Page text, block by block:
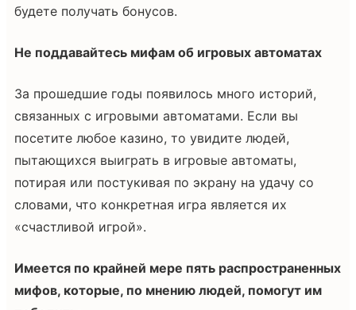
будете получать бонусов.
Не поддавайтесь мифам об игровых автоматах
За прошедшие годы появилось много историй,
связанных с игровыми автоматами. Если вы
посетите любое казино, то увидите людей,
пытающихся выиграть в игровые автоматы,
потирая или постукивая по экрану на удачу со
словами, что конкретная игра является их
«счастливой игрой».
Имеется по крайней мере пять распространенных
мифов, которые, по мнению людей, помогут им